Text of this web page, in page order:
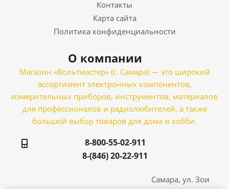
Контакты
Карта сайта
Политика конфиденциальности
О компании
Магазин «Вольтмастер» (г. Самара) — это широкий
ассортимент электронных компонентов,
измерительных приборов, инструментов, материалов
для профессионалов и радиолюбителей, а также
большой выбор товаров для дома и хобби.
8-800-55-02-911
8-(846) 20-22-911
Самара, ул. Зои